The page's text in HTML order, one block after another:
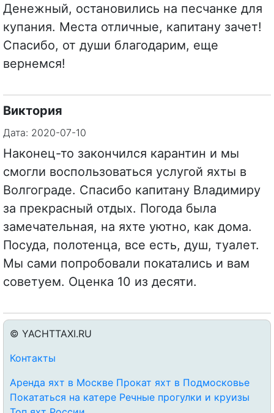
Денежный, остановились на песчанке для
купания. Места отличные, капитану зачет!
Спасибо, от души благодарим, еще
вернемся!
Виктория
Дата: 2020-07-10
Наконец-то закончился карантин и мы
смогли воспользоваться услугой яхты в
Волгограде. Спасибо капитану Владимиру
за прекрасный отдых. Погода была
замечательная, на яхте уютно, как дома.
Посуда, полотенца, все есть, душ, туалет.
Мы сами попробовали покатались и вам
советуем. Оценка 10 из десяти.
© YACHTTAXI.RU
Контакты
Аренда яхт в Москве Прокат яхт в Подмосковье
Покататься на катере Речные прогулки и круизы